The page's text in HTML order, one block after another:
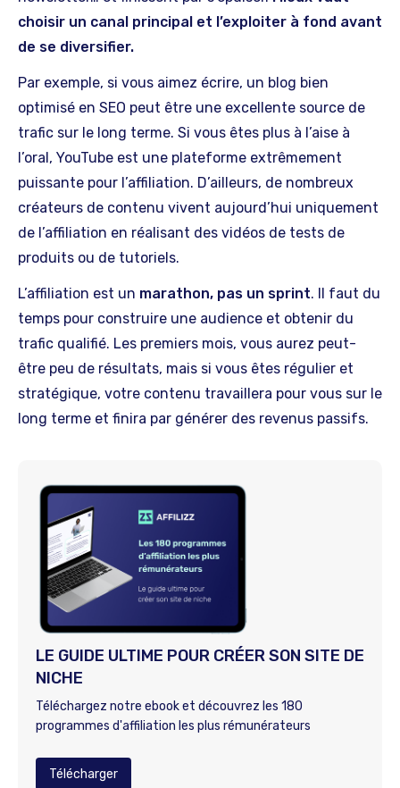
choisir un canal principal et l’exploiter à fond avant
de se diversifier.
Par exemple, si vous aimez écrire, un blog bien
optimisé en SEO peut être une excellente source de
trafic sur le long terme. Si vous êtes plus à l’aise à
l’oral, YouTube est une plateforme extrêmement
puissante pour l’affiliation. D’ailleurs, de nombreux
créateurs de contenu vivent aujourd’hui uniquement
de l’affiliation en réalisant des vidéos de tests de
produits ou de tutoriels.
L’affiliation est un marathon, pas un sprint. Il faut du
temps pour construire une audience et obtenir du
trafic qualifié. Les premiers mois, vous aurez peut-
être peu de résultats, mais si vous êtes régulier et
stratégique, votre contenu travaillera pour vous sur le
long terme et finira par générer des revenus passifs.
LE GUIDE ULTIME POUR CRÉER SON SITE DE
NICHE
Téléchargez notre ebook et découvrez les 180
programmes d'affiliation les plus rémunérateurs
Télécharger